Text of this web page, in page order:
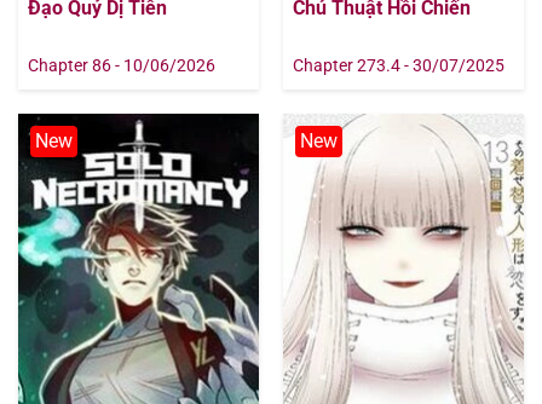
Đạo Quỷ Dị Tiên
Chapter 86 - 10/06/2026
Chú Thuật Hồi Chiến
Chapter 273.4 - 30/07/2025
New New